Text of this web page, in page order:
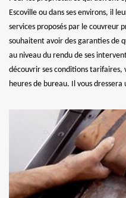
Escoville ou dans ses environs, il
services proposés par le couvreur
souhaitent avoir des garanties de
au niveau du rendu de ses
découvrir ses conditions tarifaires,
heures de bureau. Il vous